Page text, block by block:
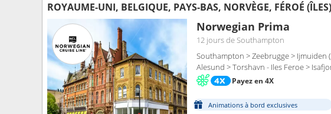
ROYAUME-UNI, BELGIQUE, PAYS-BAS, NORVÈGE, FÉROÉ
Norwegian Prima
12 joursde Southampton
Southampton > Zeebrugge > Ijmuiden
Alesund > Torshavn - Iles Feroe >
Payez en 4X
Animations à bord exclusives